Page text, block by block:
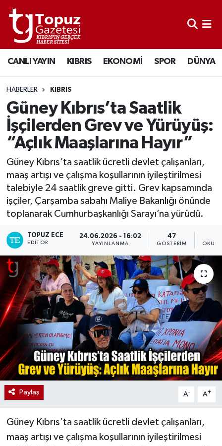
CANLI YAYIN KIBRIS EKONOMİ SPOR DÜNYA
HABERLER KIBRIS
Güney Kıbrıs’ta Saatlik
İşçilerden Grev ve Yürüyüş:
“Açlık Maaşlarına Hayır”
Güney Kıbrıs’ta saatlik ücretli devlet çalışanları,
maaş artışı ve çalışma koşullarının iyileştirilmesi
talebiyle 24 saatlik greve gitti. Grev kapsamında
işçiler, Çarşamba sabahı Maliye Bakanlığı önünde
toplanarak Cumhurbaşkanlığı Sarayı’na yürüdü.
TOPUZ ECE
EDITÖR
24.06.2026 - 16:02
YAYINLANMA
47
GÖSTERIM
Paylaş A- A+
Güney Kıbrıs’ta saatlik ücretli devlet çalışanları,
maaş artışı ve çalışma koşullarının iyileştirilmesi
KIBRIS
DÜNYA
EKONOMİ
MAGAZİN
SAĞLIK
SPOR
TEKNOLOJİ
TÜRKİYE
Lefkoşa Nöbetçi Eczaneler
Lefkoşa Hava Durumu
Lefkoşa Trafik Yoğunluk Haritası
Süper Lig Puan Durumu ve Fikstür
Tüm Manşetler
Son Dakika Haberleri
Haber Arşivi